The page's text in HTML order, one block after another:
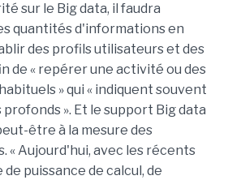
sur le Big data, il faudra
quantités d'informations en
des profils utilisateurs et des
de « repérer une activité ou des
» qui « indiquent souvent
». Et le support Big data
être à la mesure des
« Aujourd'hui, avec les récents
puissance de calcul, de